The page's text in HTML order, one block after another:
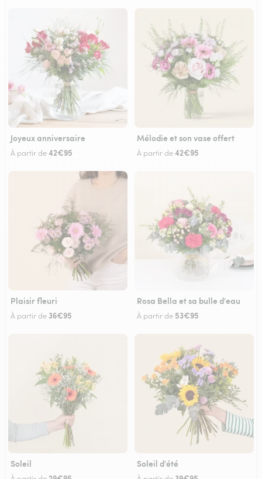
Joyeux anniversaire
À partir de42€95
Mélodie et son vase offert
À partir de42€95
Plaisir fleuri
À partir de 36€95
Rosa Bella et sa bulle d'eau
À partir de 53€95
Soleil Soleil d'été